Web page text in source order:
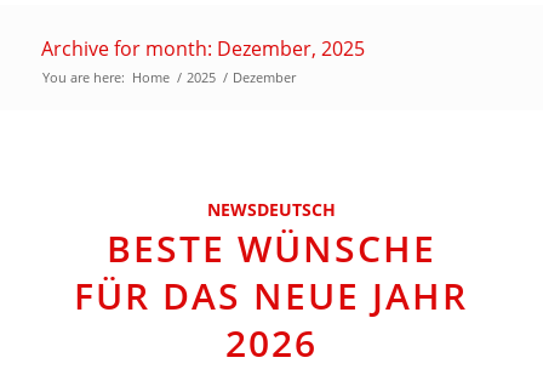
Archive for month: Dezember, 2025
You are here: Home / 2025 / Dezember
NEWSDEUTSCH
BESTE WÜNSCHE
FÜR DAS NEUE JAHR
2026